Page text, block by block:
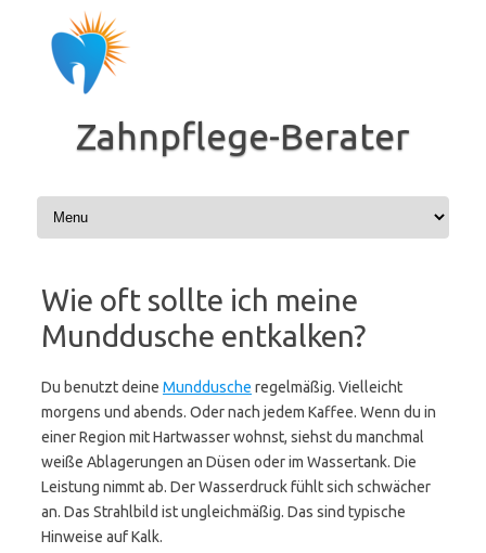
springen
Zahnpflege-Berater
Wie oft sollte ich meine
Munddusche entkalken?
Du benutzt deine Munddusche regelmäßig. Vielleicht
morgens und abends. Oder nach jedem Kaffee. Wenn du in
einer Region mit Hartwasser wohnst, siehst du manchmal
weiße Ablagerungen an Düsen oder im Wassertank. Die
Leistung nimmt ab. Der Wasserdruck fühlt sich schwächer
an. Das Strahlbild ist ungleichmäßig. Das sind typische
Hinweise auf Kalk.